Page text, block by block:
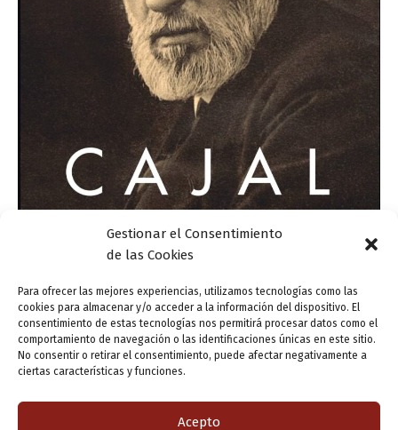
Gestionar el Consentimiento
de las Cookies
Para ofrecer las mejores experiencias, utilizamos tecnologías como las
cookies para almacenar y/o acceder a la información del dispositivo. El
consentimiento de estas tecnologías nos permitirá procesar datos como el
comportamiento de navegación o las identificaciones únicas en este sitio.
No consentir o retirar el consentimiento, puede afectar negativamente a
ciertas características y funciones.
Acepto
Presentación editorial: «Cajal. Maestro,
científico y humanista», de Francisco Cánovas
Sánchez
ensutinta/23 noviembre, 2021
El programa «Valladolid Letraherido», en colaboración
con el Colegio Oficial de Médicos de Valladolid, acoge la
humanista», de Francisco Cánovas Sánchez. El